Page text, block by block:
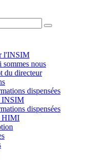
l'INSIM
sommes nous
du directeur
dispensées
INSIM
dispensées
HIMI